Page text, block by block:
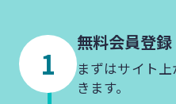
無料会員登録
まずはサイト
きます。